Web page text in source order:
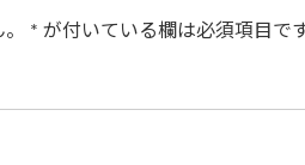
* が付いている欄は必須項目で